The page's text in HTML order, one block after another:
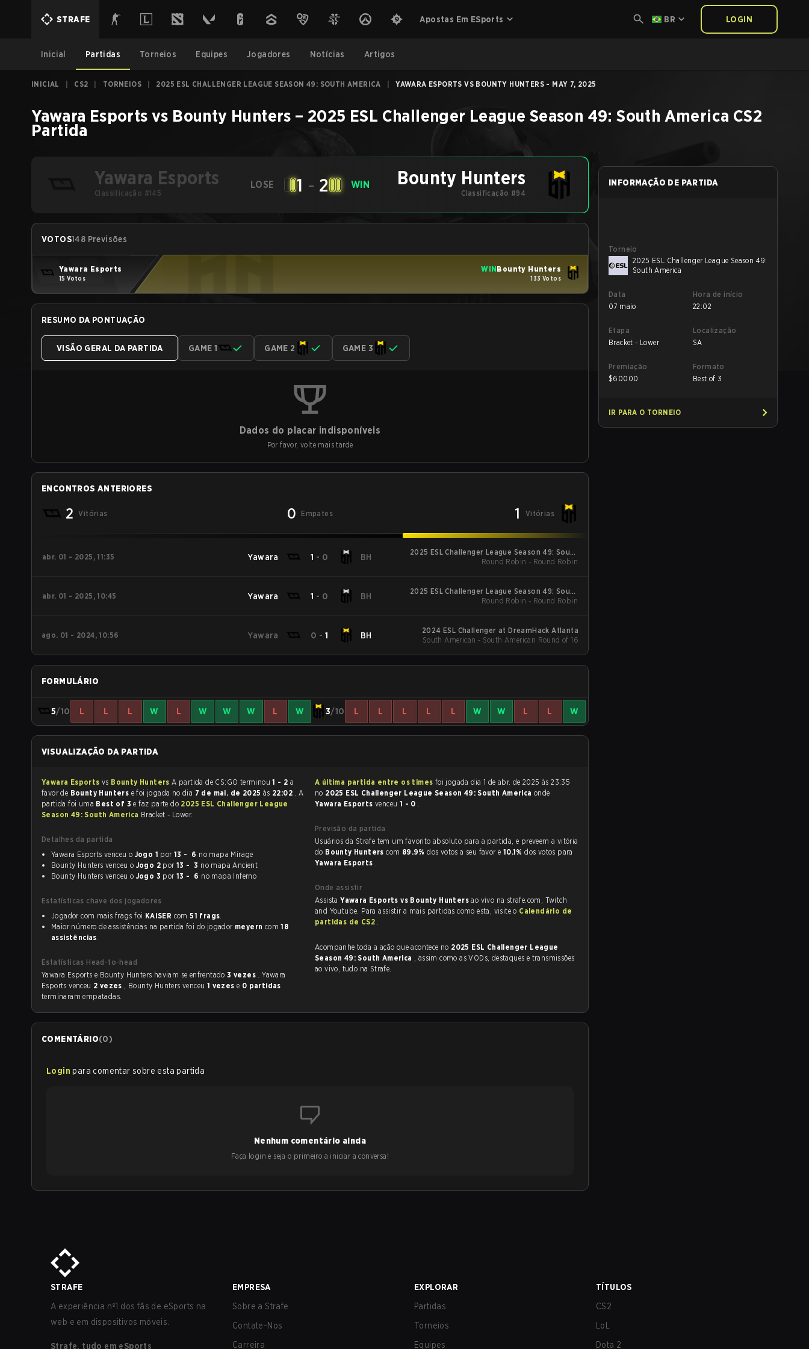
STRAFE Apostas Em ESports BR LOGIN
Inicial Partidas Torneios Equipes Jogadores Notícias Artigos
INICIAL CS2 TORNEIOS 2025 ESL CHALLENGER LEAGUE SEASON 49: SOUTH AMERICA YAWARA ESPORTS VS BOUNTY HUNTERS - MAY 7, 2025
Yawara Esports vs Bounty Hunters – 2025 ESL Challenger League Season 49: South America CS2
Partida
Yawara Esports
Classificação #145
LOSE 1 - 2 WIN Bounty Hunters
Classificação #94
VOTOS148 Previsões
Yawara Esports
15 Votos
WINBounty Hunters
133 Votos
RESUMO DA PONTUAÇÃO
VISÃO GERAL DA PARTIDA GAME 1 GAME 2 GAME 3
Dados do placar indisponíveis
Por favor, volte mais tarde
ENCONTROS ANTERIORES
2 Vitórias 0 Empates 1 Vitórias
abr. 01 - 2025, 11:35 Yawara 1 - 0 BH
2025 ESL Challenger League Season 49: South
America
Round Robin - Round Robin
abr. 01 - 2025, 10:45 Yawara 1 - 0 BH
2025 ESL Challenger League Season 49: South
America
Round Robin - Round Robin
ago. 01 - 2024, 10:56 Yawara 0 - 1 BH
2024 ESL Challenger at DreamHack Atlanta
South American - South American Round of 16
FORMULÁRIO
5/10 L L L W L W W W L W 3/10 L L L L L W W L L W
VISUALIZAÇÃO DA PARTIDA
Yawara Esports vs Bounty Hunters A partida de CS:GO terminou1 - 2
favor de Bounty Hunters e foi jogada no dia 7 de mai. de 2025 às 22:02 . A
partida foi uma Best of 3e faz parte do 2025 ESL Challenger League
Season 49: South America Bracket - Lower.
Detalhes da partida
Yawara Esports venceu o Jogo 1 por 13 - 6 no mapa Mirage
Bounty Hunters venceu o Jogo 2 por 13 - 3 no mapa Ancient
Bounty Hunters venceu o Jogo 3 por 13 - 6 no mapa Inferno
Estatísticas chave dos jogadores
Jogador com mais frags foi KAISER com51 frags.
Maior número de assistências na partida foi do jogador meyern com18
assistências.
Estatísticas Head-to-head
Yawara Esports e Bounty Hunters haviam se enfrentado3 vezes . Yawara
Esports venceu 2 vezes , Bounty Hunters venceu 1 vezes e 0 partidas
terminaram empatadas.
A última partida entre os times
no 2025 ESL Challenger League Season 49: South America onde
Yawara Esports venceu 1 - 0 .
Previsão da partida
Usuários da Strafe tem um favorito absoluto para a partida, e preveem a vitória
do Bounty Hunterscom 89.9%dos votos a seu favor e 10.1%dos votos para
Yawara Esports .
Onde assistir
AssistaYawara Esports vs Bounty Huntersao vivo na strafe.com, Twitch
and Youtube. Para assistir a mais partidas como esta, visite o Calendário de
partidas de CS2 .
Acompanhe toda a ação que acontece no 2025 ESL Challenger League
Season 49: South America , assim como as VODs, destaques e transmissões
ao vivo, tudo na Strafe.
COMENTÁRIO(0)
Login para comentar sobre esta partida
Nenhum comentário ainda
Faça login e seja o primeiro a iniciar a conversa!
INFORMAÇÃO DE PARTIDA
Torneio
2025 ESL Challenger League Season 49:
South America
Data
07 maio
Hora de início
22:02
Etapa
Bracket - Lower
Localização
SA
Premiação
$60000
Formato
Best of 3
IR PARA O TORNEIO
STRAFE
A experiência nº1 dos fãs de eSports na
web e em dispositivos móveis.
Strafe, tudo em eSports
EMPRESA
Sobre a Strafe
Contate-Nos
Carreira
EXPLORAR
Partidas
Torneios
Equipes
TÍTULOS
CS2
LoL
Dota 2